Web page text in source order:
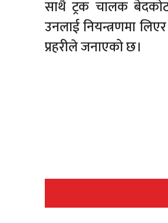
साथै ट्रक चालक
उनलाई नियन्त्रणमा
प्रहरीले जनाएको छ।